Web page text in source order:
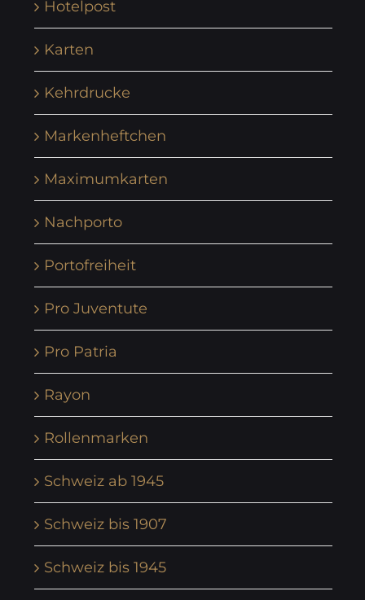
Hotelpost
Karten
Kehrdrucke
Markenheftchen
Maximumkarten
Nachporto
Portofreiheit
Pro Juventute
Pro Patria
Rayon
Rollenmarken
Schweiz ab 1945
Schweiz bis 1907
Schweiz bis 1945